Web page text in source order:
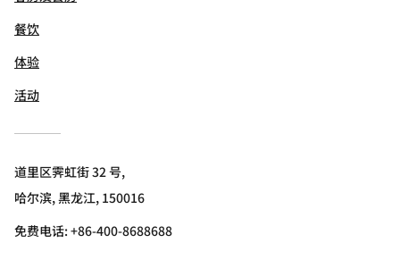
餐饮
体验
活动
道里区霁虹街 32 号,
哈尔滨, 黑龙江, 150016
免费电话:+86-400-8688688